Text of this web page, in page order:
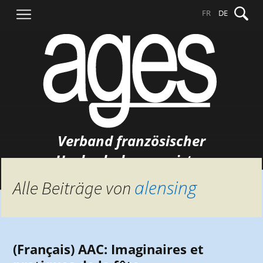
Inhalt
nach:
FR DE
Verband französischer
Hochschulgermanisten
Alle Beiträge von alensing
(Français) AAC: Imaginaires et